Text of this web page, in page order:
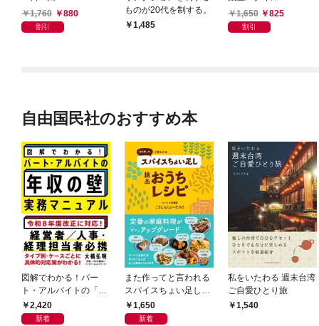
1,760
880
割引
ものが20代を制する。
1,485
1,650
825
割引
自由国民社のおすすめ本
図解でわかる！パー
ト・アルバイトの「年
収の壁」実務マニュア
ル
2,420
新着
また作ってと言われる
スパイスちょい足し絶
品おうちレシピ
1,650
新着
私をいたわる 週末台湾
ご自愛ひとり旅
1,540